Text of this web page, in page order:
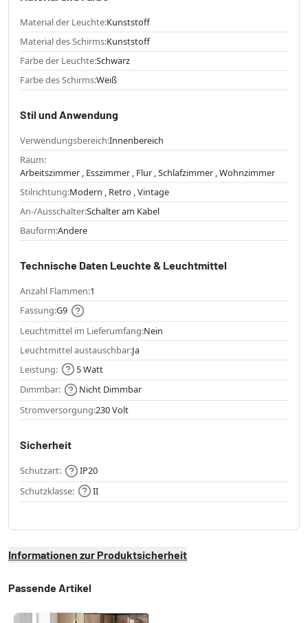
Material der Leuchte:Kunststoff
Material des Schirms:Kunststoff
Farbe der Leuchte:Schwarz
Farbe des Schirms:Weiß
Stil und Anwendung
Verwendungsbereich:Innenbereich
Raum:
Arbeitszimmer , Esszimmer , Flur , Schlafzimmer , Wohnzimmer
Stilrichtung:Modern , Retro , Vintage
An-/Ausschalter:Schalter am Kabel
Bauform:Andere
Technische Daten Leuchte & Leuchtmittel
Anzahl Flammen:1
Fassung:G9
Leuchtmittel im Lieferumfang:Nein
Leuchtmittel austauschbar:Ja
Leistung:
5 Watt
Dimmbar:
Nicht Dimmbar
Stromversorgung:230 Volt
Sicherheit
Schutzart:
IP20
Schutzklasse:
II
Informationen zur Produktsicherheit
Passende Artikel